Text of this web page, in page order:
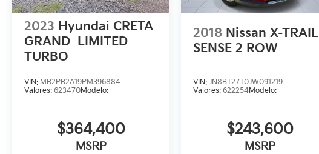
2023 Hyundai CRETA
GRAND LIMITED
TURBO
VIN: MB2PB2A19PM396884
Valores: 623470Modelo:
$364,400
MSRP
2018 Nissan X-TRAIL
SENSE 2 ROW
VIN:JN8BT27T0JW091219
Valores:622254Modelo:
$243,600
MSRP